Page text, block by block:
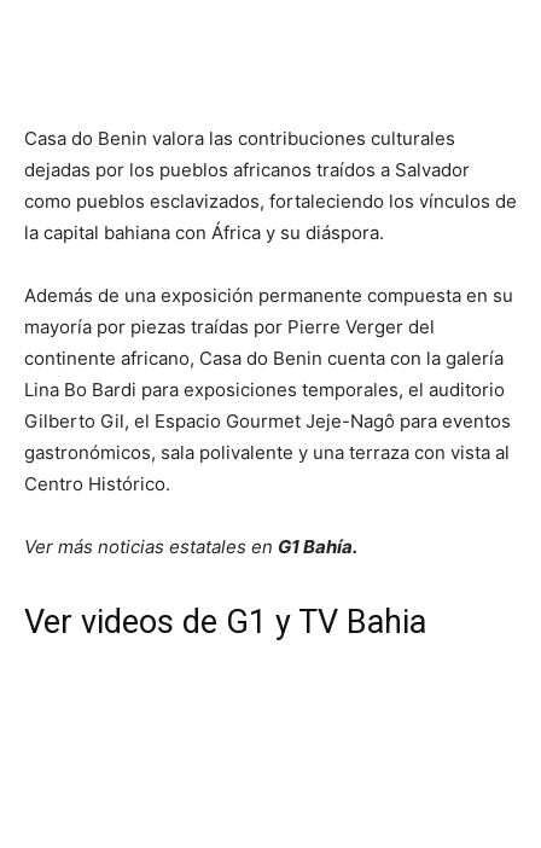
Casa do Benin valora las contribuciones culturales
dejadas por los pueblos africanos traídos a Salvador
como pueblos esclavizados, fortaleciendo los vínculos de
la capital bahiana con África y su diáspora.
Además de una exposición permanente compuesta en su
mayoría por piezas traídas por Pierre Verger del
continente africano, Casa do Benin cuenta con la galería
Lina Bo Bardi para exposiciones temporales, el auditorio
Gilberto Gil, el Espacio Gourmet Jeje-Nagô para eventos
gastronómicos, sala polivalente y una terraza con vista al
Centro Histórico.
Ver más noticias estatales en G1 Bahía.
Ver videos de G1 y TV Bahia